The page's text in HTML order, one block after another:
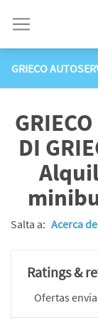
GRIECO
DI
Salta a: Acerca
Ratings &
Ofertas